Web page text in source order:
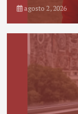
agosto 2, 2026